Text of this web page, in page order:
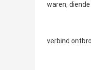
waren,
verbind